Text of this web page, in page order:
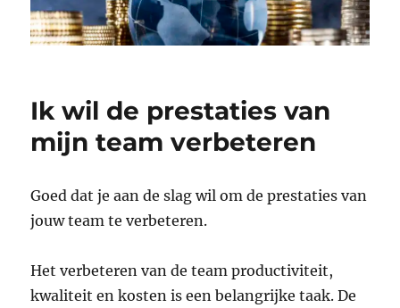
Ik wil de prestaties van
mijn team verbeteren
Goed dat je aan de slag wil om de prestaties van
jouw team te verbeteren.
Het verbeteren van de team productiviteit,
kwaliteit en kosten is een belangrijke taak. De